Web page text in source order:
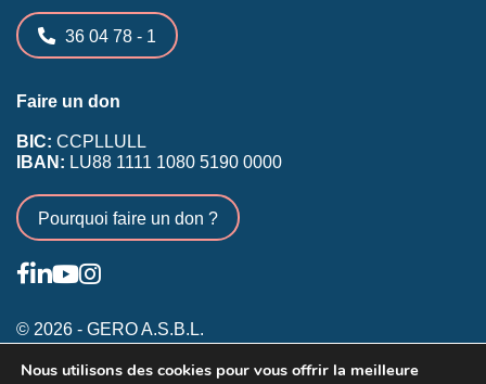
36 04 78 - 1
Faire un don
BIC: CCPLLULL
IBAN: LU88 1111 1080 5190 0000
Pourquoi faire un don ?
© 2026 - GERO A.S.B.L.
Conditions générales
Nous utilisons des cookies pour vous offrir la meilleure